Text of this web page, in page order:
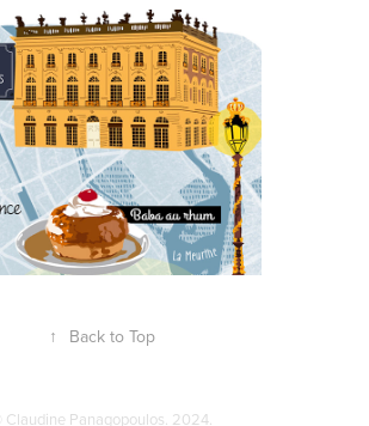
↑ Back to Top
© Claudine Panagopoulos. 2024.